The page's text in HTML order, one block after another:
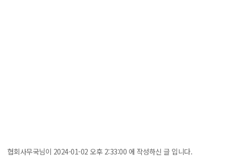
협회사무국님이 2024-01-02 오후 2:33:00 에 작성하신 글 입니다.